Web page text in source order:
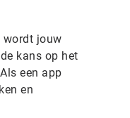
wordt jouw
kans op het
een app
en